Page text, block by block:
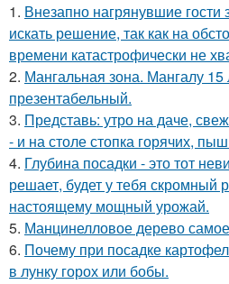
1. Внезапно нагрянувшие
искать решение, так как на
времени катастрофически не
2. Мангальная зона. Мангалу 15
презентабельный.
3. Представь: утро на даче,
- и на столе стопка горячих,
4. Глубина посадки - это тот
решает, будет у тебя скромный
настоящему мощный урожай.
5. Манцинелловое дерево
6. Почему при посадке
в лунку горох или бобы.